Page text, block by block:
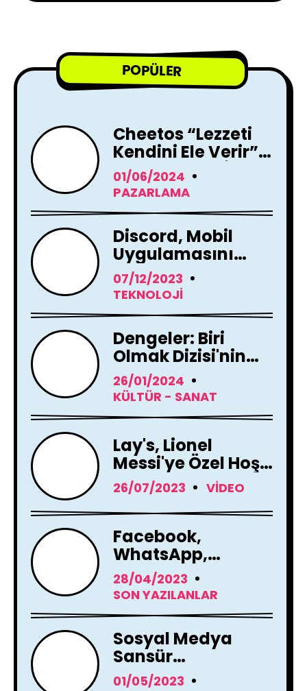
POPÜLER
Cheetos “Lezzeti
Kendini Ele Verir”
Reklam Filmi İle
Yayında !
01/06/2024
PAZARLAMA
Discord, Mobil
Uygulamasını
Tamamen
Yenileme Kararı
07/12/2023
TEKNOLOJI
Dengeler: Biri
Olmak Dizisi'nin
Çekimleri Başladı !
26/01/2024
KÜLTÜR - SANAT
Lay's, Lionel
Messi'ye Özel Hoş
Geldin Mesajı!
26/07/2023 VIDEO
Facebook,
WhatsApp,
Instagram Yapay
Zeka Araçları
Kullanacak
28/04/2023
SON YAZILANLAR
Sosyal Medya
Sansür
Tartışmaları
01/05/2023